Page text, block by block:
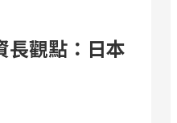
長觀點：日本